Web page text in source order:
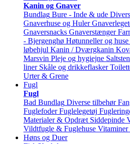
Kanin og Gnaver
Bundlag Bure - Inde & ude
Gnaverhuse og Huler
Gnaversnacks Gnaverstænger
- Bjergenghø Høtunneller og huse
løbehjul Kanin / Dværgkanin
Marsvin Pleje og hygiejne
liner Skåle og drikkeflasker
Urter & Grene
Fugl
Fugl
Bad Bundlag Diverse tilbehør
Fuglefoder Fuglelegetøj
Materialer & Opdræt Siddepinde
Vildtfugle & Fuglehuse Vitaminer
Høns og Duer